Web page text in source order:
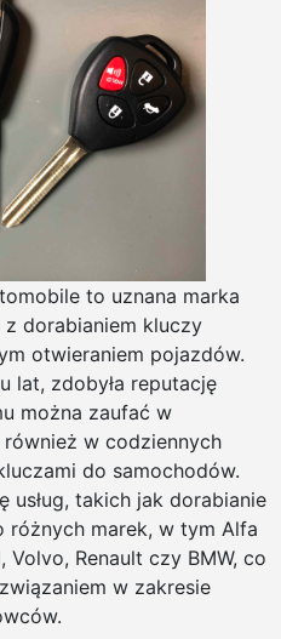
to uznana marka
z dorabianiem kluczy
otwieraniem pojazdów.
lat, zdobyła reputację
można zaufać w
w codziennych
do samochodów.
usług, takich jak dorabianie
różnych marek, w tym Alfa
Volvo, Renault czy BMW, co
w zakresie